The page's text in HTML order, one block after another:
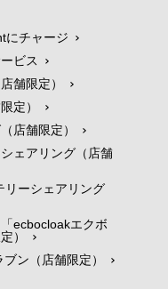
にチャージ
ビス
舗限定）
定）
店舗限定）
ェアリング（店舗
リーシェアリング
ecbocloakエクボ
）
ン（店舗限定）